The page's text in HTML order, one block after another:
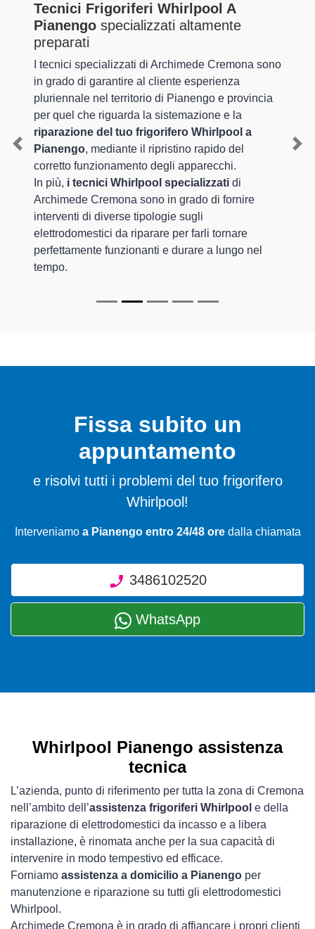
Tecnici Frigoriferi Whirlpool A
Pianengo specializzati altamente
preparati
I tecnici specializzati di Archimede Cremona sono
in grado di garantire al cliente esperienza
pluriennale nel territorio di Pianengo e provincia
per quel che riguarda la sistemazione e la
riparazione del tuo frigorifero Whirlpool a
Pianengo, mediante il ripristino rapido del
corretto funzionamento degli apparecchi.
In più, i tecnici Whirlpool specializzati di
Archimede Cremona sono in grado di fornire
interventi di diverse tipologie sugli
elettrodomestici da riparare per farli tornare
perfettamente funzionanti e durare a lungo nel
tempo.
Previous
Fissa subito un
appuntamento
e risolvi tutti i problemi del tuo frigorifero
Whirlpool!
Interveniamo a Pianengo entro 24/48 oredalla chiamata
3486102520
WhatsApp
Whirlpool Pianengo assistenza
tecnica
L’azienda, punto di riferimento per tutta la zona di Cremona
nell’ambito dell’assistenza frigoriferi Whirlpool e della
riparazione di elettrodomestici da incasso e a libera
installazione, è rinomata anche per la sua capacità di
intervenire in modo tempestivo ed efficace.
Forniamo assistenza a domicilio a Pianengo per
manutenzione e riparazione su tutti gli elettrodomestici
Whirlpool.
Archimede Cremona è in grado di affiancare i propri clienti